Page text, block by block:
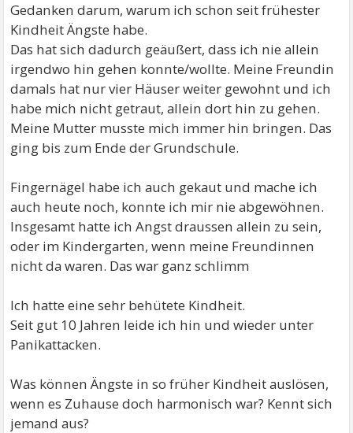
Gedanken darum, warum ich schon seit frühester
Kindheit Ängste habe.
Das hat sich dadurch geäußert, dass ich nie allein
irgendwo hin gehen konnte/wollte. Meine Freundin
damals hat nur vier Häuser weiter gewohnt und ich
habe mich nicht getraut, allein dort hin zu gehen.
Meine Mutter musste mich immer hin bringen. Das
ging bis zum Ende der Grundschule.
Fingernägel habe ich auch gekaut und mache ich
auch heute noch, konnte ich mir nie abgewöhnen.
Insgesamt hatte ich Angst draussen allein zu sein,
oder im Kindergarten, wenn meine Freundinnen
nicht da waren. Das war ganz schlimm
Ich hatte eine sehr behütete Kindheit.
Seit gut 10 Jahren leide ich hin und wieder unter
Panikattacken.
Was können Ängste in so früher Kindheit auslösen,
wenn es Zuhause doch harmonisch war? Kennt sich
jemand aus?